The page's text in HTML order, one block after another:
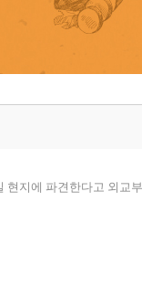
지에 파견한다고 외교